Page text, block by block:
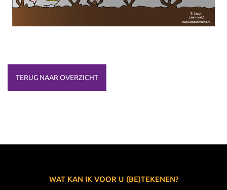
TERUG NAAR OVERZICHT
WAT KAN IK VOOR U (BE)TEKENEN?